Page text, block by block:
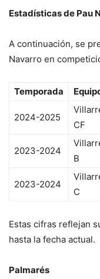
Estadísticas de Pau
A continuación, se
Navarro en
Temporada
2024-2025
CF
2023-2024
B
2023-2024
C
Estas cifras reflejan
hasta la fecha actual.
Palmarés